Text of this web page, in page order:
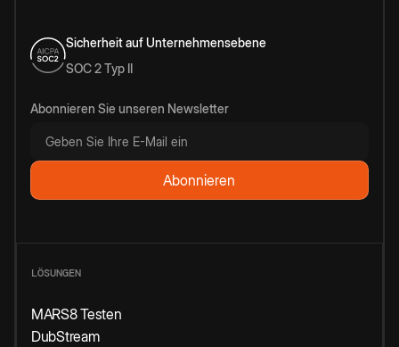
Sicherheit auf Unternehmensebene
SOC 2 Typ II
Abonnieren Sie unseren Newsletter
LÖSUNGEN
MARS8 Testen
DubStream